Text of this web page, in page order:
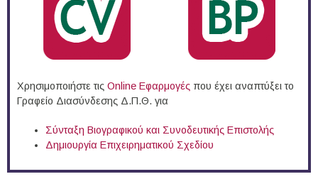
Χρησιμοποιήστε τις Online Eφαρμογές που έχει αναπτύξει το
Γραφείο Διασύνδεσης Δ.Π.Θ. για
Σύνταξη Βιογραφικού και Συνοδευτικής Επιστολής
Δημιουργία Επιχειρηματικού Σχεδίου